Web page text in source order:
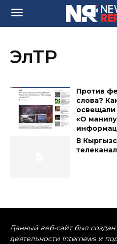
ЭлТР
Против
слова?
освещали
«О
В
Данный веб-сайт был
деятельности Internews и